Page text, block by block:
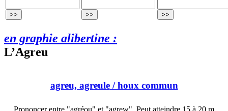
en graphie alibertine :
L’Agreu
agreu, agreule/ houx commun